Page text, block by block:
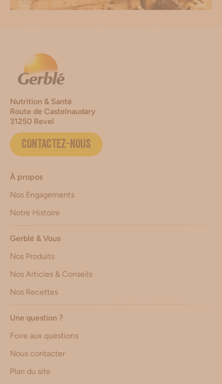
Nutrition & Santé
Route de Castelnaudary
31250 Revel
CONTACTEZ-NOUS
À propos
Nos Engagements
Notre Histoire
Gerblé & Vous
Nos Produits
Nos Articles & Conseils
Nos Recettes
Une question ?
Foire aux questions
Nous contacter
Plan du site